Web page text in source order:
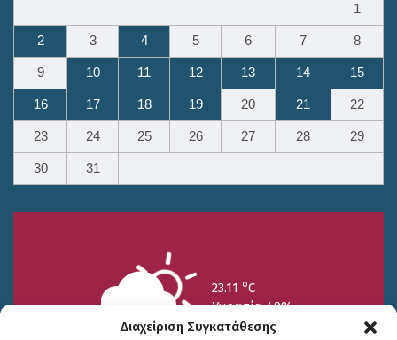
Διαχείριση Συγκατάθεσης
1
2 3 4 5 6 7 8
9 10 11 12 13 14 15
16 17 18 19 20 21 22
23 24 25 26 27 28 29
30 31
23.11 oC
Υγρασία 49%